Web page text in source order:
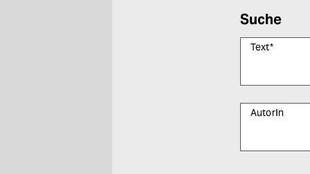
Suche
Text*
AutorIn